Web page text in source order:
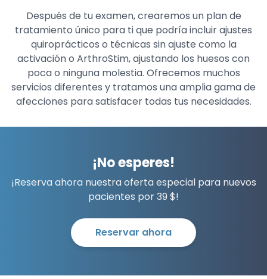
Después de tu examen, crearemos un plan de
tratamiento único para ti que podría incluir ajustes
quiroprácticos o técnicas sin ajuste como la
activación o ArthroStim, ajustando los huesos con
poca o ninguna molestia. Ofrecemos muchos
servicios diferentes y tratamos una amplia gama de
afecciones para satisfacer todas tus necesidades.
¡No esperes!
¡Reserva ahora nuestra oferta especial para nuevos
pacientes por 39 $!
Reservar ahora